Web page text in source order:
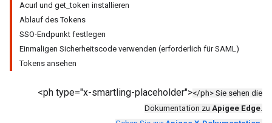
Acurl und get_token installieren
Ablauf des Tokens
SSO-Endpunkt festlegen
Einmaligen Sicherheitscode verwenden (erforderlich für SAML)
Tokens ansehen
<ph type="x-smartling-placeholder"></ph> Sie sehen die
Dokumentation zu Apigee Edge.